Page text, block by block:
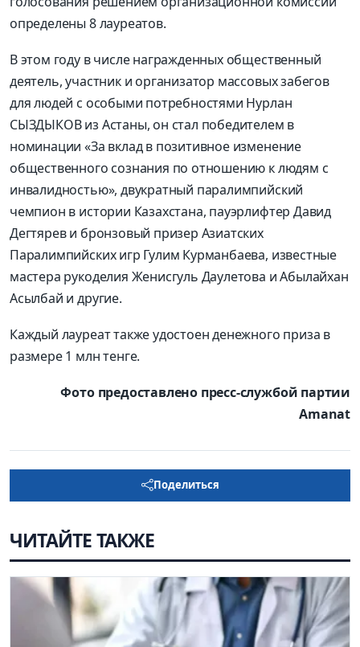
определены 8 лауреатов.
В этом году в числе награжденных общественный
деятель, участник и организатор массовых забегов
для людей с особыми потребностями Нурлан
СЫЗДЫКОВ из Астаны, он стал победителем в
номинации «За вклад в позитивное изменение
общественного сознания по отношению к людям с
инвалидностью», двукратный паралимпийский
чемпион в истории Казахстана, пауэрлифтер Давид
Дегтярев и бронзовый призер Азиатских
Паралимпийских игр Гулим Курманбаева, известные
мастера рукоделия Женисгуль Даулетова и Абылайхан
Асылбай и другие.
Каждый лауреат также удостоен денежного приза в
размере 1 млн тенге.
Фото предоставлено пресс-службой партии
Amanat
Поделиться
ЧИТАЙТЕ ТАКЖЕ